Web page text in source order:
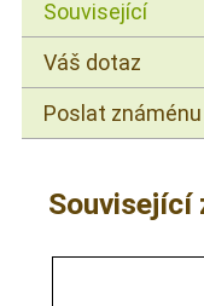
Související
Váš dotaz
Poslat známénu
Související